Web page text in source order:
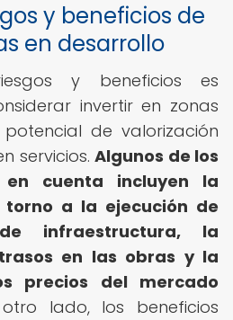
y beneficios de
en desarrollo
y beneficios es
invertir en zonas
de valorización
servicios.Algunos de los
cuenta incluyen la
a la ejecución de
infraestructura, la
en las obras y la
precios del mercado
lado, los beneficios